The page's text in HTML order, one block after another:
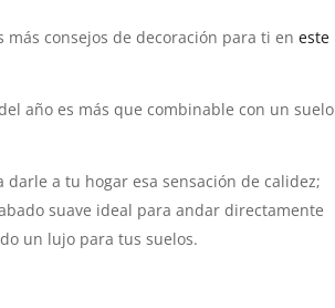
consejos de decoración para ti en este
año es más que combinable con un suelo
a tu hogar esa sensación de calidez;
suave ideal para andar directamente
un lujo para tus suelos.